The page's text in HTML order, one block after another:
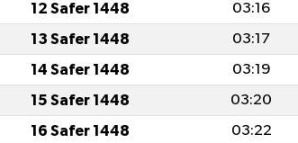
12 Safer 1448 03:16
13 Safer 1448 03:17
14 Safer 1448 03:19
15 Safer 1448 03:20
16 Safer 1448 03:22